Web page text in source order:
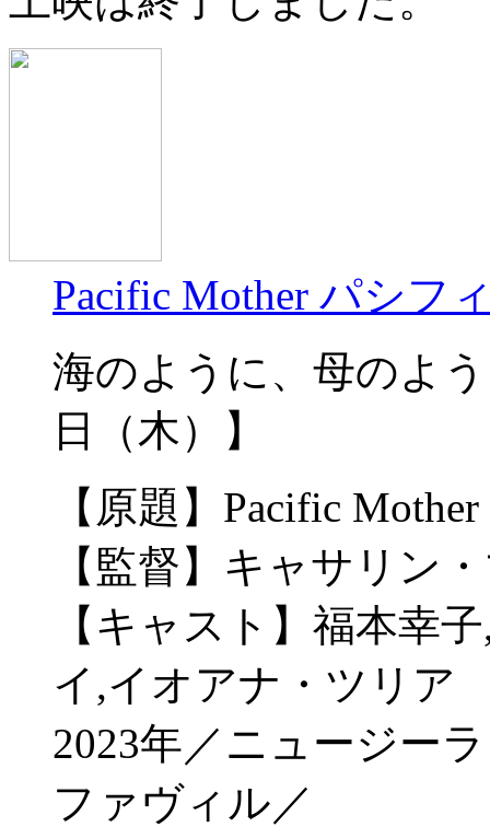
Pacific Mother パシフ
海のように、母のよ
日（木）】
【原題】Pacific Mother
【監督】キャサリン
【キャスト】福本幸
イ,イオアナ・ツリア
2023年／ニュージー
ファヴィル／